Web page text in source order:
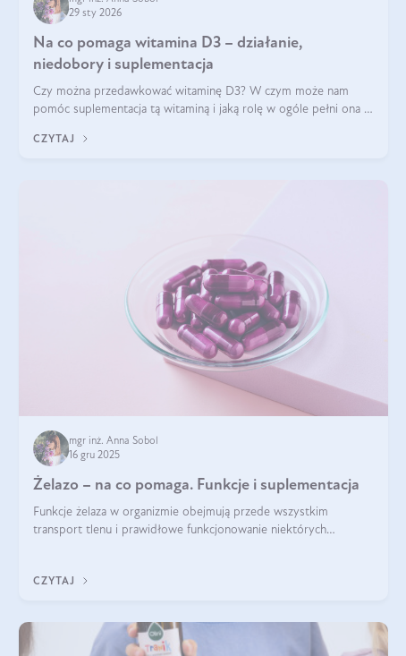
29 sty 2026
Na co pomaga witamina D3 – działanie,
niedobory i suplementacja
Czy można przedawkować witaminę D3? W czym może nam
pomóc suplementacja tą witaminą i jaką rolę w ogóle pełni ona w
zalecane jest jesienią i zimą, ale czy wiesz, dlaczego warto to
CZYTAJ
mgr inż. Anna Sobol
16 gru 2025
Żelazo – na co pomaga. Funkcje i suplementacja
Funkcje żelaza w organizmie obejmują przede wszystkim
transport tlenu i prawidłowe funkcjonowanie niektórych
etapie życia.
CZYTAJ